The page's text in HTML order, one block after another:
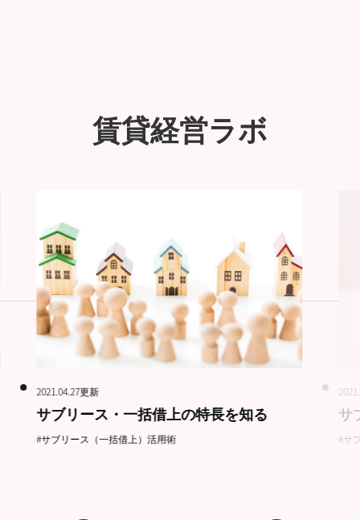
賃貸経営ラボ
2021.04.27更新
サブリース・一括借上の特長を知る
#サブリース（一括借上）活用術
サ
#サ